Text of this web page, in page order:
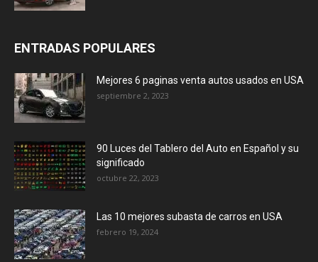
ENTRADAS POPULARES
Mejores 6 paginas venta autos usados en USA
septiembre 2, 2023
90 Luces del Tablero del Auto en Español y su
significado
octubre 22, 2023
Las 10 mejores subasta de carros en USA
febrero 19, 2024